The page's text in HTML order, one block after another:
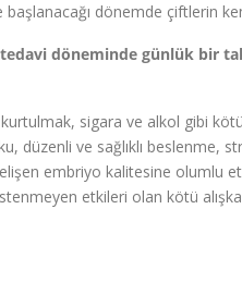
dönemde çiftlerin
döneminde günlük bir
sigara ve alkol gibi kötü
düzenli ve sağlıklı beslenme,
embriyo kalitesine olumlu
etkileri olan kötü